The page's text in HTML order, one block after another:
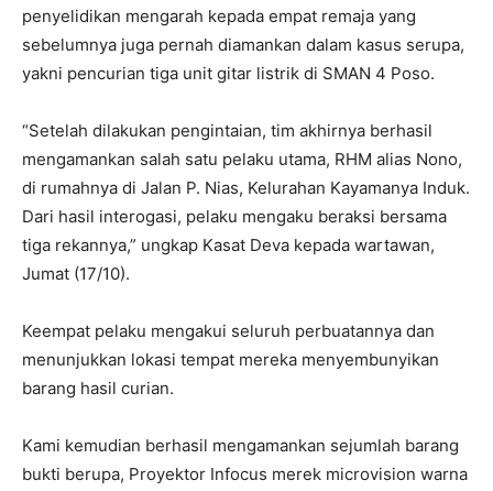
penyelidikan mengarah kepada empat remaja yang
sebelumnya juga pernah diamankan dalam kasus serupa,
yakni pencurian tiga unit gitar listrik di SMAN 4 Poso.
“Setelah dilakukan pengintaian, tim akhirnya berhasil
mengamankan salah satu pelaku utama, RHM alias Nono,
di rumahnya di Jalan P. Nias, Kelurahan Kayamanya Induk.
Dari hasil interogasi, pelaku mengaku beraksi bersama
tiga rekannya,” ungkap Kasat Deva kepada wartawan,
Jumat (17/10).
Keempat pelaku mengakui seluruh perbuatannya dan
menunjukkan lokasi tempat mereka menyembunyikan
barang hasil curian.
Kami kemudian berhasil mengamankan sejumlah barang
bukti berupa, Proyektor Infocus merek microvision warna